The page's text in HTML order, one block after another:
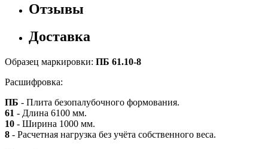
Отзывы
Доставка
Образец маркировки: ПБ 61.10-8
Расшифровка:
ПБ - Плита безопалубочного формования.
61 - Длина 6100 мм.
10 - Ширина 1000 мм.
8 - Расчетная нагрузка без учёта собственного веса.